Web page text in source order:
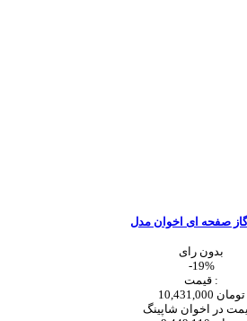
بدون رای
-19%
قیمت :
10,431,000 تومان